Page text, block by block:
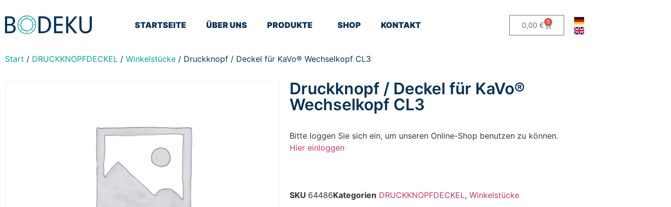
STARTSEITE ÜBER UNS PRODUKTE SHOP KONTAKT 0,00 € 0
Start / DRUCKKNOPFDECKEL / Winkelstücke / Druckknopf / Deckel für KaVo® Wechselkopf CL3
Druckknopf / Deckel für KaVo®
Wechselkopf CL3
Bitte loggen Sie sich ein, um unseren Online-Shop benutzen zu können.
Hier einloggen
SKU 64486Kategorien DRUCKKNOPFDECKEL, Winkelstücke